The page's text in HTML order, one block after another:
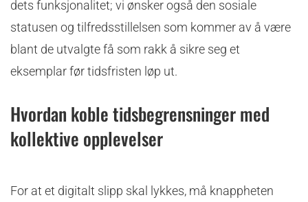
dets funksjonalitet; vi ønsker også den sosiale
statusen og tilfredsstillelsen som kommer av å være
blant de utvalgte få som rakk å sikre seg et
eksemplar før tidsfristen løp ut.
Hvordan koble tidsbegrensninger med
kollektive opplevelser
For at et digitalt slipp skal lykkes, må knappheten